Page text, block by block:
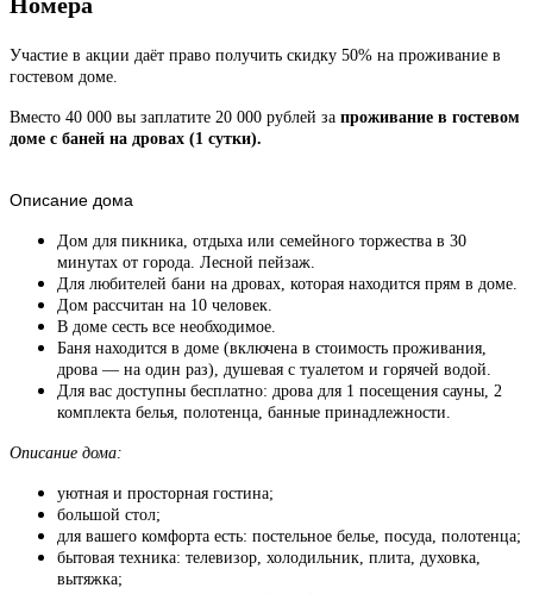
Участие в акции даёт право получить скидку 50% на проживание в
гостевом доме.
Вместо 40 000 вы заплатите 20 000 рублей за проживание в гостевом
доме с баней на дровах (1 сутки).
Описание дома
Дом для пикника, отдыха или семейного торжества в 30
минутах от города. Лесной пейзаж.
Для любителей бани на дровах, которая находится прям в доме.
Дом рассчитан на 10 человек.
В доме сесть все необходимое.
Баня находится в доме (включена в стоимость проживания,
дрова — на один раз), душевая с туалетом и горячей водой.
Для вас доступны бесплатно: дрова для 1 посещения сауны, 2
комплекта белья, полотенца, банные принадлежности.
Описание дома:
уютная и просторная гостина;
большой стол;
для вашего комфорта есть: постельное белье, посуда, полотенца;
бытовая техника: телевизор, холодильник, плита, духовка,
вытяжка;